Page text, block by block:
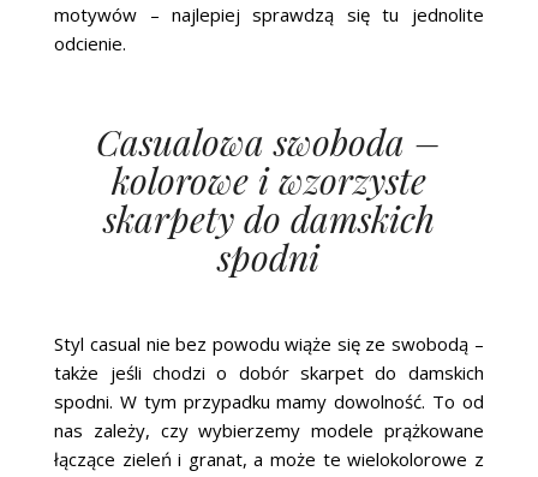
motywów – najlepiej sprawdzą się tu jednolite
odcienie.
Casualowa swoboda –
kolorowe i wzorzyste
skarpety do damskich
spodni
Styl casual nie bez powodu wiąże się ze swobodą –
także jeśli chodzi o dobór skarpet do damskich
spodni. W tym przypadku mamy dowolność. To od
nas zależy, czy wybierzemy modele prążkowane
łączące zieleń i granat, a może te wielokolorowe z